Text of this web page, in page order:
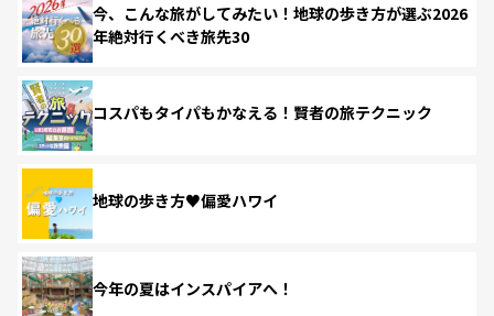
今、こんな旅がしてみたい！地球の歩き方が選ぶ2026
年絶対行くべき旅先30
コスパもタイパもかなえる！賢者の旅テクニック
地球の歩き方♥偏愛ハワイ
今年の夏はインスパイアへ！